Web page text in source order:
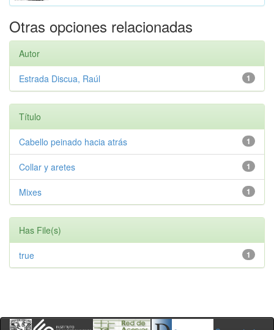
Otras opciones relacionadas
Autor
1
Estrada Discua, Raúl
Título
1
Cabello peinado hacia atrás
1
Collar y aretes
1
Mixes
Has File(s)
1
true